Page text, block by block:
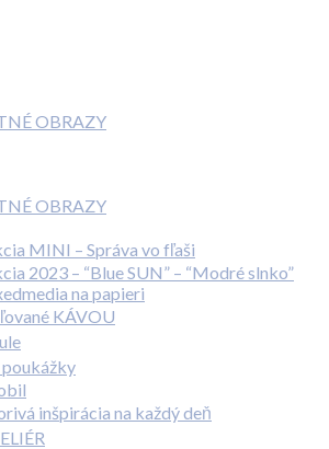
OBRAZY
OBRAZY
MINI – Správa vo fľaši
2023 – “Blue SUN” – “Modré slnko”
na papieri
KÁVOU
inšpirácia na každý deň